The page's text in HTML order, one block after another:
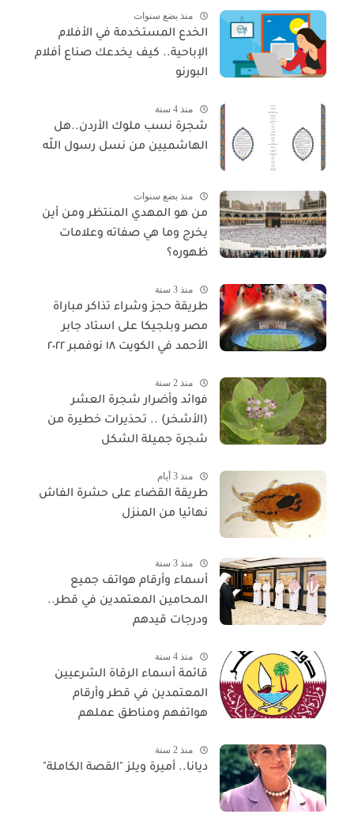
منذ بضع سنوات
الخدع المستخدمة في الأفلام
الإباحية.. كيف يخدعك صناع أفلام
البورنو
منذ 4 سنة
شجرة نسب ملوك الأردن..هل
الهاشميين من نسل رسول اللّه
منذ بضع سنوات
من هو المهدي المنتظر ومن أين
يخرج وما هي صفاته وعلامات
ظهوره؟
منذ 3 سنة
طريقة حجز وشراء تذاكر مباراة
مصر وبلجيكا على استاد جابر
الأحمد في الكويت ١٨ نوفمبر ٢٠٢٢
منذ 2 سنة
فوائد وأضرار شجرة العشر
(الأشخر) .. تحذيرات خطيرة من
شجرة جميلة الشكل
منذ 3 أيام
طريقة القضاء على حشرة الفاش
نهائيا من المنزل
منذ 3 سنة
أسماء وأرقام هواتف جميع
المحامين المعتمدين في قطر..
ودرجات قيدهم
منذ 4 سنة
قائمة أسماء الرقاة الشرعيين
المعتمدين في قطر وأرقام
هواتفهم ومناطق عملهم
منذ 2 سنة
ديانا.. أميرة ويلز "القصة الكاملة"